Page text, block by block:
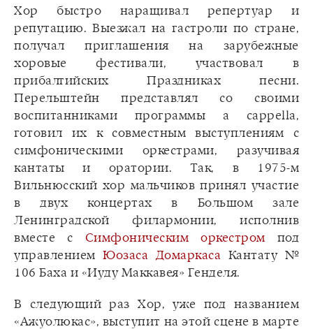
Хор быстро наращивал репертуар и
репутацию. Выезжал на гастроли по стране,
получал приглашения на зарубежные
хоровые фестивали, участвовал в
прибалтийских Праздниках песни.
Перельштейн представлял со своими
воспитанниками программы a cappella,
готовил их к совместным выступлениям с
симфоническими оркестрами, разучивая
кантаты и оратории. Так, в 1975-м
Вильнюсский хор мальчиков принял участие
в двух концертах в Большом зале
Ленинградской филармонии, исполнив
вместе с Симфоническим оркестром под
управлением Юозаса Домаркаса Кантату №
106 Баха и «Иуду Маккавея» Генделя.
В следующий раз Хор, уже под названием
«Ажуолюкас», выступит на этой сцене в марте